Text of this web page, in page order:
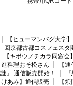
【ヒューマンバグ大学
回京都古都コスフェスタ
【キボウノチカラ同窓会
進料理おそ松さん
【
謎』 通信販売開始！
けあみ】通信販売
【